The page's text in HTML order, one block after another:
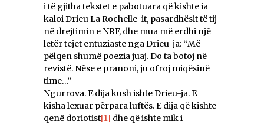
i të gjitha tekstet e pabotuara që kishte ia
kaloi Drieu La Rochelle-it, pasardhësit të tij
në drejtimin e NRF, dhe mua më erdhi një
letër tejet entuziaste nga Drieu-ja: “Më
pëlqen shumë poezia juaj. Do ta botoj në
revistë. Nëse e pranoni, ju ofroj miqësinë
time…”
Ngurrova. E dija kush ishte Drieu-ja. E
kisha lexuar përpara luftës. E dija që kishte
qenë doriotist[1] dhe që ishte mik i